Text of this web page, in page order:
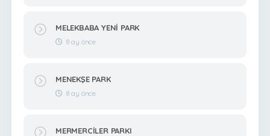
MELEKBABA YENİ PARK
8 ay önce
MENEKŞE PARK
8 ay önce
MERMERCİLER PARKI